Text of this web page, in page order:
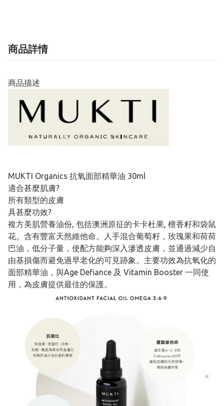
商品詳情
商品描述
MUKTI Organics 抗氧面部精華油 30ml
適合甚麼肌膚?
所有類型的皮膚
具甚麼功效?
複方美肌營養油份, 包括澳洲原征的卡卡杜果, 檀香籽和袋鼠
花。含有豐富天然維他命。人手混合葡萄籽，玫瑰果和荷荷
巴油，低分子量，使配方能夠深入滲透皮膚，並通過減少自
由基損傷而避免過早老化的可見跡象。主要功效為抗氧化的
面部精華油，與Age Defiance 及 Vitamin Booster 一同使
用，為皮膚提供最佳的保護。